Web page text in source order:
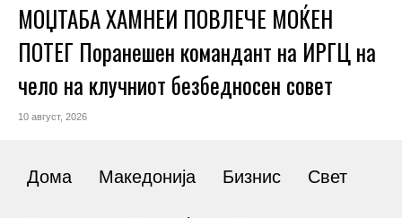
МОЏТАБА ХАМНЕИ ПОВЛЕЧЕ МОЌЕН
ПОТЕГ Поранешен командант на ИРГЦ на
чело на клучниот безбедносен совет
10 август, 2026
Дома Македонија Бизнис Свет